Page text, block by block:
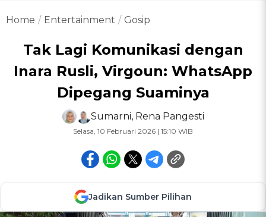
Home Entertainment Gosip
Tak Lagi Komunikasi dengan
Inara Rusli, Virgoun: WhatsApp
Dipegang Suaminya
Sumarni, Rena Pangesti
Selasa, 10 Februari 2026 | 15:10 WIB
Jadikan Sumber Pilihan